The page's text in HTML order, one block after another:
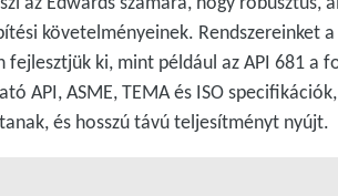
követelményeinek.
ki, mint például az API 681 a
API, ASME, TEMA és ISO
és hosszú távú teljesítményt nyújt.